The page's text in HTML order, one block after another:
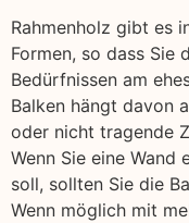
Rahmenholz gibt es
Formen, so dass Sie
Bedürfnissen am
Balken hängt davon
oder nicht tragende
Wenn Sie eine Wand
soll, sollten Sie die
Wenn möglich mit